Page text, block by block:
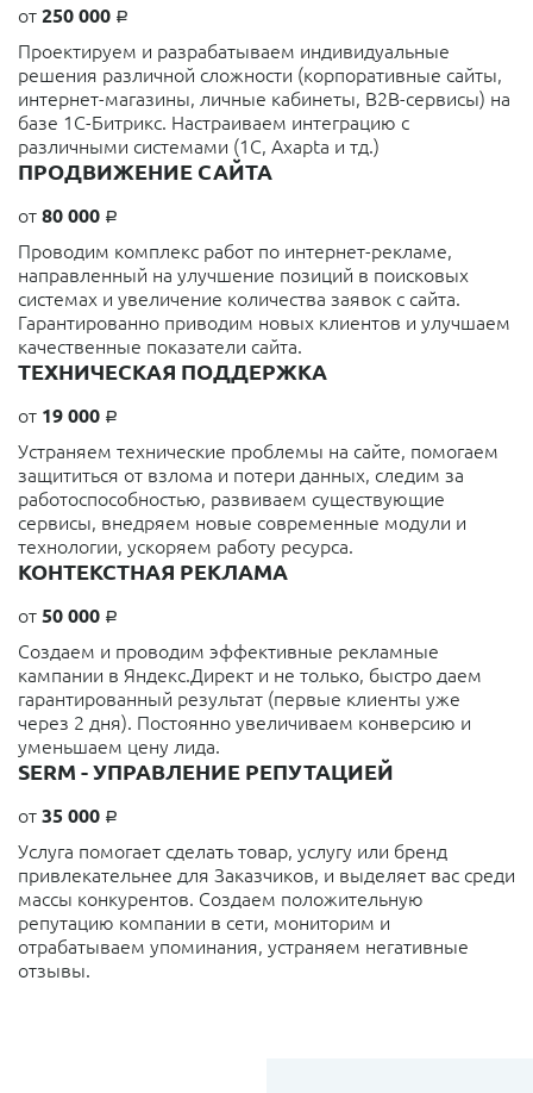
от250 000 a
Проектируем и разрабатываем индивидуальные
решения различной сложности (корпоративные сайты,
интернет-магазины, личные кабинеты, B2B-сервисы) на
базе 1С-Битрикс. Настраиваем интеграцию с
различными системами (1С, Axapta и тд.)
ПРОДВИЖЕНИЕ САЙТА
от80 000 a
Проводим комплекс работ по интернет-рекламе,
направленный на улучшение позиций в поисковых
системах и увеличение количества заявок с сайта.
Гарантированно приводим новых клиентов и улучшаем
качественные показатели сайта.
ТЕХНИЧЕСКАЯ ПОДДЕРЖКА
от 19 000 a
Устраняем технические проблемы на сайте, помогаем
защититься от взлома и потери данных, следим за
работоспособностью, развиваем существующие
сервисы, внедряем новые современные модули и
технологии, ускоряем работу ресурса.
КОНТЕКСТНАЯ РЕКЛАМА
от50 000 a
Создаем и проводим эффективные рекламные
кампании в Яндекс.Директ и не только, быстро даем
гарантированный результат (первые клиенты уже
через 2 дня). Постоянно увеличиваем конверсию и
уменьшаем цену лида.
SERM - УПРАВЛЕНИЕ РЕПУТАЦИЕЙ
от35 000 a
Услуга помогает сделать товар, услугу или бренд
привлекательнее для Заказчиков, и выделяет вас среди
массы конкурентов. Создаем положительную
репутацию компании в сети, мониторим и
отрабатываем упоминания, устраняем негативные
отзывы.